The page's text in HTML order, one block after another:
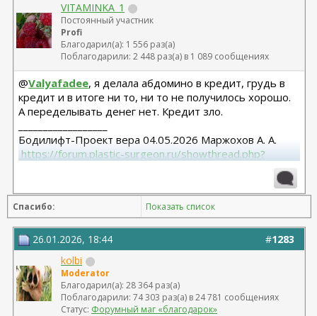
VITAMINKA_1
Постоянный участник
Profi
Благодарил(а): 1 556 раз(а)
Поблагодарили: 2 448 раз(а) в 1 089 сообщениях
@Valyafadee, я делала абдомино в кредит, грудь в
кредит и в итоге ни то, ни то не получилось хорошо.
А переделывать денег нет. Кредит зло.
Бодилифт-Проект вера 04.05.2026 Маржохов А. А.
https://forum.plastic-surgeon.ru/showthread.php?
Грудь - ментор 325 сс+ высокий профиль.База 11,5 от
06.04.2023
Липосакция подбородка 18.12.2023
Спасибо: Показать список
#1283
26.01.2026, 18:44
kolbi
Moderator
Благодарил(а): 28 364 раз(а)
Поблагодарили: 74 303 раз(а) в 24 781 сообщениях
Статус: Форумный маг «благодарок»